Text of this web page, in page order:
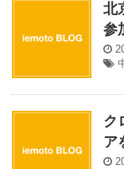
北
参
ク
ア